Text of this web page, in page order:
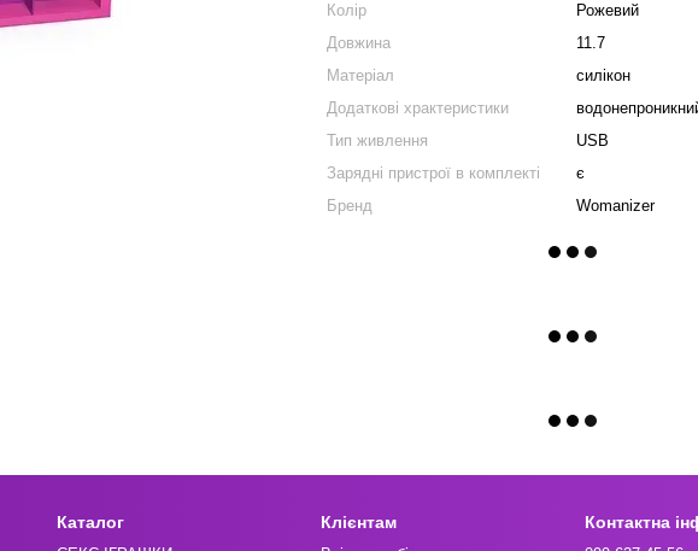
Колір
Рожевий
Довжина
11.7
Матеріал
силікон
Додаткові храктеристики
Тип живлення
USB
Зарядні пристрої в комплекті
є
Бренд
Womanizer
Каталог Клієнтам Контактна